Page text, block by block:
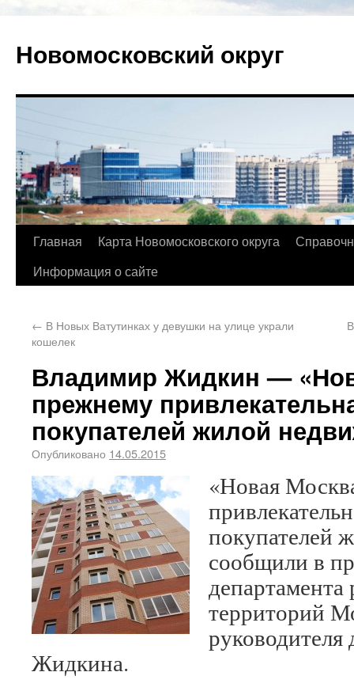
Новомосковский округ
Главная Карта Новомосковского округа
Информация о сайте
← В Новых Ватутинках у девушки на улице украли
кошелек
Владимир Жидкин —
прежнему
покупателей жилой
Опубликовано 14.05.2015
«Новая
покупателей
сообщили в
территорий
Жидкина.